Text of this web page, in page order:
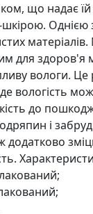
що надає
для здоров'я
вологи.
вологість
до
і